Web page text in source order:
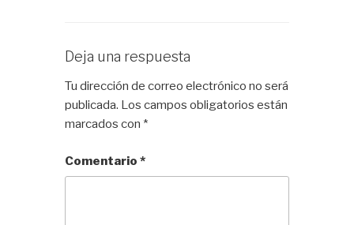
Deja una respuesta
Tu dirección de correo electrónico no será
publicada. Los campos obligatorios están
marcados con *
Comentario*